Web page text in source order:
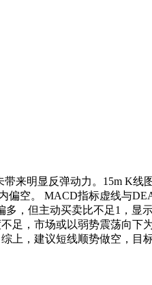
来明显反弹动力。15m K
偏空。 MACD指标虚线与
，但主动买卖比不足1，显
，市场或以弱势震荡向下
上，建议短线顺势做空，目